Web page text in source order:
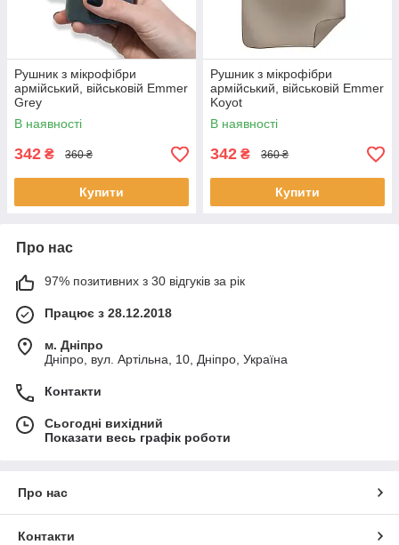
Рушник з мікрофібри
армійський, військовій Emmer
Grey
В наявності
342 ₴ 360 ₴
Купити
Рушник з мікрофібри
армійський, військовій Emmer
Koyot
В наявності
342 ₴ 360 ₴
Купити
Про нас
97% позитивних з 30 відгуків за рік
Працює з 28.12.2018
м. Дніпро
Дніпро, вул. Артільна, 10, Дніпро, Україна
Контакти
Сьогодні вихідний
Показати весь графік роботи
Про нас
Контакти